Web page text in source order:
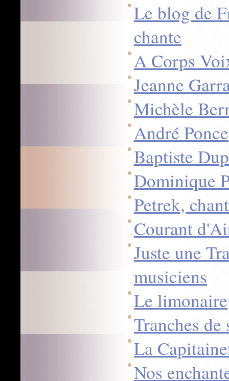
Le blog de
chante
A Corps
Jeanne
Michèle
André Ponce
Baptiste
Dominique
Petrek,
Courant
Juste une
musiciens
Le limonaire
Tranches
La
Nos